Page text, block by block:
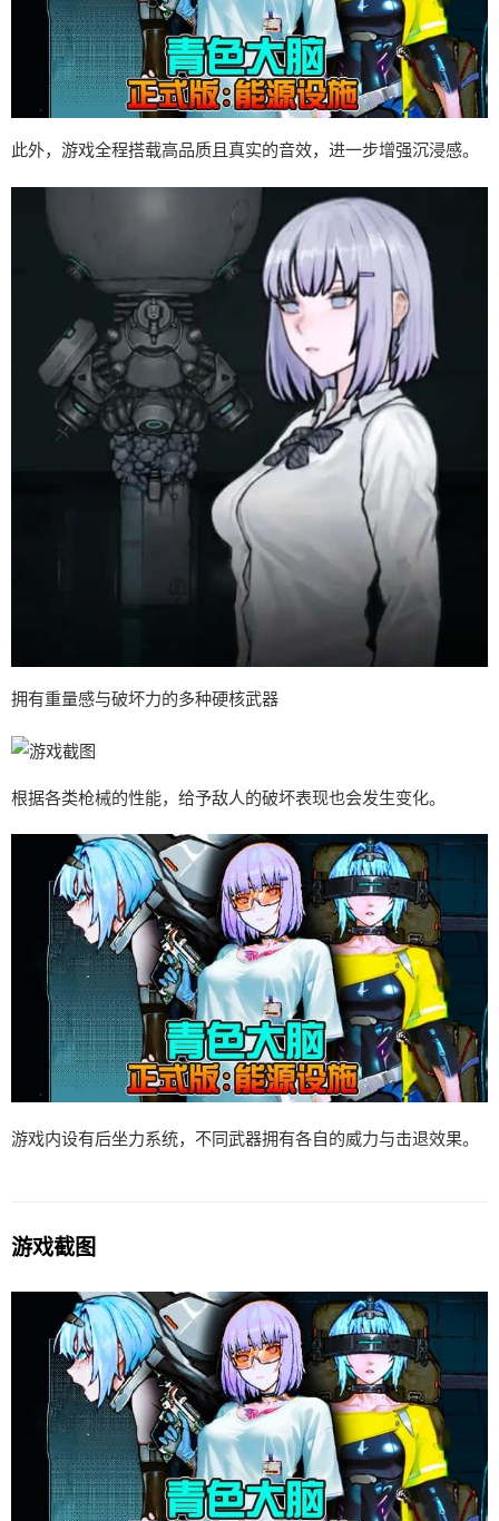
此外，游戏全程搭载高品质且真实的音效，进一步增强沉浸感。
拥有重量感与破坏力的多种硬核武器
根据各类枪械的性能，给予敌人的破坏表现也会发生变化。
游戏内设有后坐力系统，不同武器拥有各自的威力与击退效果。
游戏截图